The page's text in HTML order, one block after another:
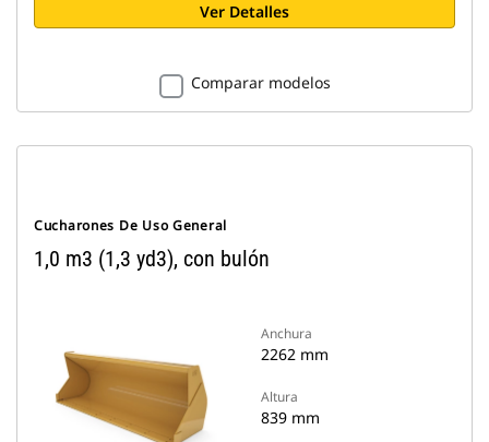
Ver Detalles
Comparar modelos
Cucharones De Uso General
1,0 m3 (1,3 yd3), con bulón
Anchura
2262 mm
Altura
839 mm